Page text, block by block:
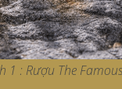
1 : Rượu The